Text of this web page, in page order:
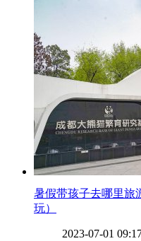
暑假带孩子去哪里旅
玩）
2023-07-01